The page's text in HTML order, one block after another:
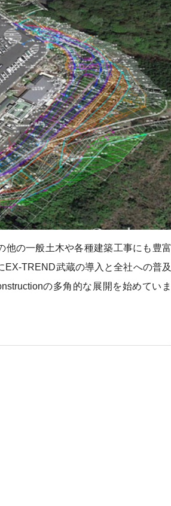
の一般土木や各種建築工事にも豊富
TREND武蔵の導入と全社への普及
の多角的な展開を始めていま